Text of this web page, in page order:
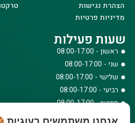
הצהרת נגישות
מדיניות פרטיות
שעות פעילות
ראשון - 08:00-17:00
שני - 08:00-17:00
שלישי - 08:00-17:00
רביעי - 08:00-17:00
חמישי - 08:00-17:00
שישי - 08:00-12:30